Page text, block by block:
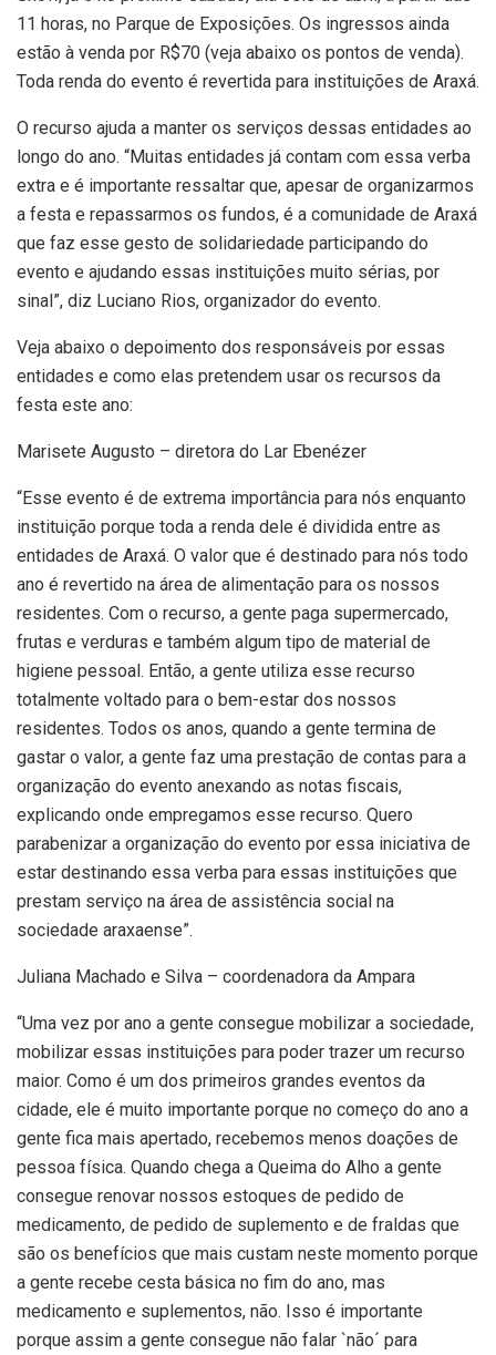
11 horas, no Parque de Exposições. Os ingressos ainda
estão à venda por R$70 (veja abaixo os pontos de venda).
Toda renda do evento é revertida para instituições de Araxá.
O recurso ajuda a manter os serviços dessas entidades ao
longo do ano. “Muitas entidades já contam com essa verba
extra e é importante ressaltar que, apesar de organizarmos
a festa e repassarmos os fundos, é a comunidade de Araxá
que faz esse gesto de solidariedade participando do
evento e ajudando essas instituições muito sérias, por
sinal”, diz Luciano Rios, organizador do evento.
Veja abaixo o depoimento dos responsáveis por essas
entidades e como elas pretendem usar os recursos da
festa este ano:
Marisete Augusto – diretora do Lar Ebenézer
“Esse evento é de extrema importância para nós enquanto
instituição porque toda a renda dele é dividida entre as
entidades de Araxá. O valor que é destinado para nós todo
ano é revertido na área de alimentação para os nossos
residentes. Com o recurso, a gente paga supermercado,
frutas e verduras e também algum tipo de material de
higiene pessoal. Então, a gente utiliza esse recurso
totalmente voltado para o bem-estar dos nossos
residentes. Todos os anos, quando a gente termina de
gastar o valor, a gente faz uma prestação de contas para a
organização do evento anexando as notas fiscais,
explicando onde empregamos esse recurso. Quero
parabenizar a organização do evento por essa iniciativa de
estar destinando essa verba para essas instituições que
prestam serviço na área de assistência social na
sociedade araxaense”.
Juliana Machado e Silva – coordenadora da Ampara
“Uma vez por ano a gente consegue mobilizar a sociedade,
mobilizar essas instituições para poder trazer um recurso
maior. Como é um dos primeiros grandes eventos da
cidade, ele é muito importante porque no começo do ano a
gente fica mais apertado, recebemos menos doações de
pessoa física. Quando chega a Queima do Alho a gente
consegue renovar nossos estoques de pedido de
medicamento, de pedido de suplemento e de fraldas que
são os benefícios que mais custam neste momento porque
a gente recebe cesta básica no fim do ano, mas
medicamento e suplementos, não. Isso é importante
porque assim a gente consegue não falar `não´ para